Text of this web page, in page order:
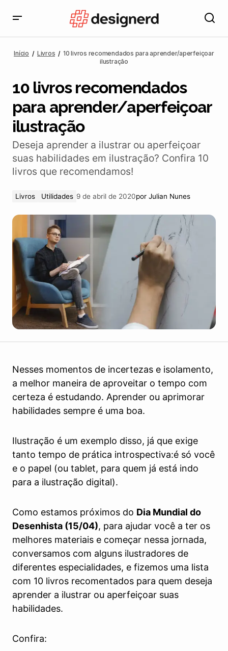
ilustração
Início Livros
10 livros recomendados para aprender/aperfeiçoar
ilustração
10 livros recomendados
para aprender/aperfeiçoar
ilustração
Deseja aprender a ilustrar ou aperfeiçoar
suas habilidades em ilustração? Confira 10
livros que recomendamos!
Livros Utilidades 9 de abril de 2020por Julian Nunes
Nesses momentos de incertezas e isolamento,
a melhor maneira de aproveitar o tempo com
certeza é estudando. Aprender ou aprimorar
habilidades sempre é uma boa.
Ilustração é um exemplo disso, já que exige
tanto tempo de prática introspectiva:é só você
e o papel (ou tablet, para quem já está indo
para a ilustração digital).
Como estamos próximos do Dia Mundial do
Desenhista (15/04), para ajudar você a ter os
melhores materiais e começar nessa jornada,
conversamos com alguns ilustradores de
diferentes especialidades, e fizemos uma lista
com 10 livros recomentados para quem deseja
aprender a ilustrar ou aperfeiçoar suas
habilidades.
Confira: